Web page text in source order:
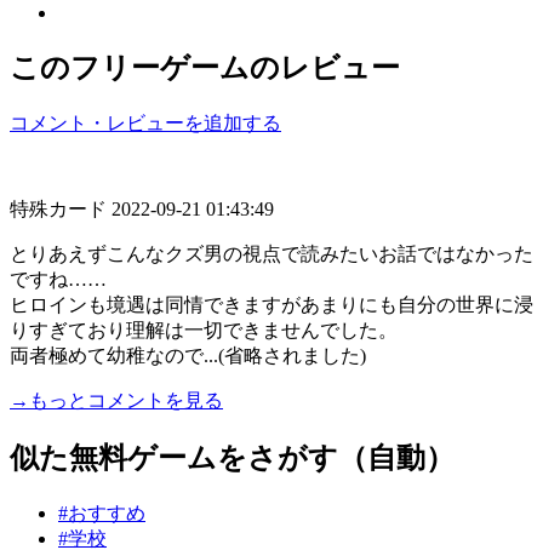
このフリーゲームのレビュー
コメント・レビューを追加する
特殊カード 2022-09-21 01:43:49
とりあえずこんなクズ男の視点で読みたいお話ではなかった
ですね……
ヒロインも境遇は同情できますがあまりにも自分の世界に浸
りすぎており理解は一切できませんでした。
両者極めて幼稚なので...(省略されました)
→もっとコメントを見る
似た無料ゲームをさがす（自動）
#おすすめ
#学校